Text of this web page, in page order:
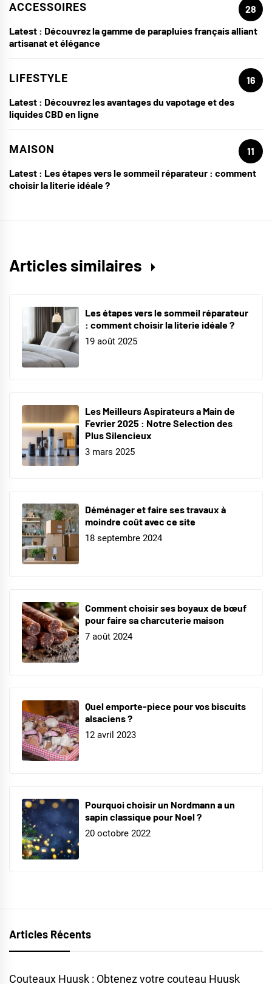
ACCESSOIRES
28
Latest : Découvrez la gamme de parapluies français alliant
artisanat et élégance
LIFESTYLE
16
Latest : Découvrez les avantages du vapotage et des
liquides CBD en ligne
MAISON
11
Latest : Les étapes vers le sommeil réparateur : comment
choisir la literie idéale ?
Articles similaires
Les étapes vers le sommeil réparateur
: comment choisir la literie idéale ?
19 août 2025
Les Meilleurs Aspirateurs a Main de
Fevrier 2025 : Notre Selection des
Plus Silencieux
3 mars 2025
Déménager et faire ses travaux à
moindre coût avec ce site
18 septembre 2024
Comment choisir ses boyaux de bœuf
pour faire sa charcuterie maison
7 août 2024
Quel emporte-piece pour vos biscuits
alsaciens ?
12 avril 2023
Pourquoi choisir un Nordmann a un
sapin classique pour Noel ?
20 octobre 2022
Articles Récents
Couteaux Huusk : Obtenez votre couteau Huusk